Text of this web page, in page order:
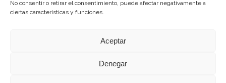
No consentir o retirar el consentimiento, puede afectar negativamente a
ciertas características y funciones.
Aceptar
Denegar
La gestión de la DOP Lanzarote realizada por este Consejo Regulador es financiada,
con fondos provenientes del presupuesto de gastos del Instituto Canario de
Calidad Agroalimentaria